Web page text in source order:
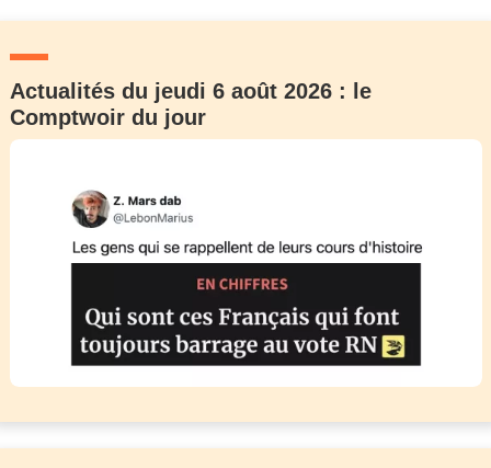
Actualités du jeudi 6 août 2026 : le
Comptwoir du jour